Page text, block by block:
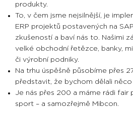
produkty.
To, v čem jsme nejsilnější, je
ERP projektů postavených na
zkušeností a baví nás to. Našimi
velké obchodní řetězce, banky,
či výrobní podniky.
Na trhu úspěšně působíme přes
představit, že bychom dělali něco
Je nás přes 200 a máme rádi fair
sport – a samozřejmě Mibcon.